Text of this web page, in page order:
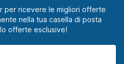
per ricevere le migliori offerte
nella tua casella di posta
offerte esclusive!